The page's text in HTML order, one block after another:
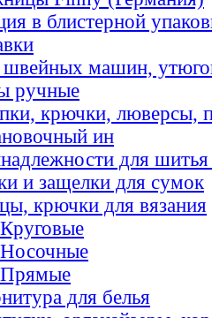
в блистерной
машин,
ручные
крючки, люверсы,
ин
для шитья
и защелки для сумок
крючки для вязания
Круговые
Носочные
Прямые
для белья